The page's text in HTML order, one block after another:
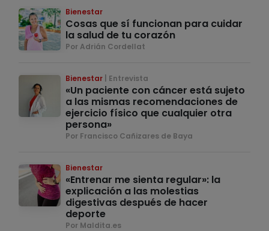
Bienestar
Cosas que sí funcionan para cuidar
la salud de tu corazón
Por Adrián Cordellat
Bienestar Entrevista
«Un paciente con cáncer está sujeto
a las mismas recomendaciones de
ejercicio físico que cualquier otra
persona»
Por Francisco Cañizares de Baya
Bienestar
«Entrenar me sienta regular»: la
explicación a las molestias
digestivas después de hacer
deporte
Por Maldita.es